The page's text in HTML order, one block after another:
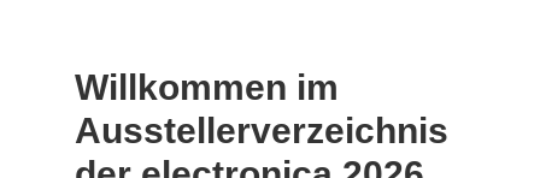
Willkommen im
Ausstellerverzeichnis